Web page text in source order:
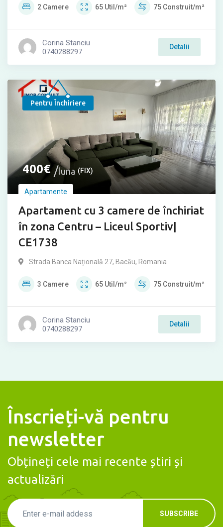
2 Camere 65 Util/m² 75 Construit/m²
Corina Stanciu
0740288297
Detalii
Pentru Închiriere
400€ luna (FIX)
Apartamente
Apartament cu 3 camere de închiriat
în zona Centru – Liceul Sportiv|
CE1738
Strada Banca Națională 27, Bacău, Romania
3 Camere 65 Util/m² 75 Construit/m²
Corina Stanciu
0740288297
Detalii
Înscrieți-vă pentru
newsletter
Obțineți cele mai recente știri și
actualizări